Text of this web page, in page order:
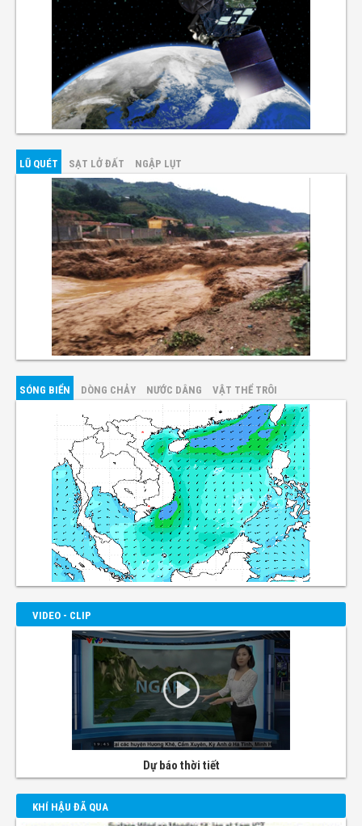
LŨ QUÉT SẠT LỞ ĐẤT NGẬP LỤT
SÓNG BIỂN DÒNG CHẢY NƯỚC DÂNG VẬT THỂ TRÔI
VIDEO - CLIP
Dự báo thời tiết
KHÍ HẬU ĐÃ QUA